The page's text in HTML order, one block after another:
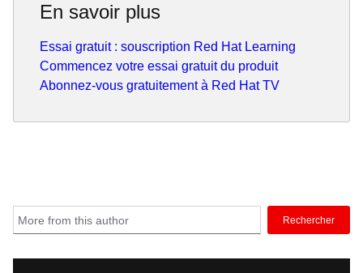
En savoir plus
Essai gratuit : souscription Red Hat Learning
Commencez votre essai gratuit du produit
Abonnez-vous gratuitement à Red Hat TV
Rechercher